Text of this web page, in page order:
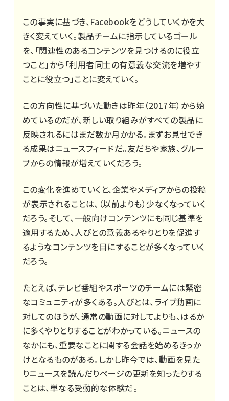
この事実に基づき、Facebookをどうしていくかを大
きく変えていく。製品チームに指示しているゴール
を、「関連性のあるコンテンツを見つけるのに役立
つこと」から「利用者同士の有意義な交流を増やす
ことに役立つ」ことに変えていく。
この方向性に基づいた動きは昨年（2017年）から始
めているのだが、新しい取り組みがすべての製品に
反映されるにはまだ数か月かかる。まずお見せでき
る成果はニュースフィードだ。友だちや家族、グルー
プからの情報が増えていくだろう。
この変化を進めていくと、企業やメディアからの投稿
が表示されることは、（以前よりも）少なくなっていく
だろう。そして、一般向けコンテンツにも同じ基準を
適用するため、人びとの意義あるやりとりを促進す
るようなコンテンツを目にすることが多くなっていく
だろう。
たとえば、テレビ番組やスポーツのチームには緊密
なコミュニティが多くある。人びとは、ライブ動画に
対してのほうが、通常の動画に対してよりも、はるか
に多くやりとりすることがわかっている。ニュースの
なかにも、重要なことに関する会話を始めるきっか
けとなるものがある。しかし昨今では、動画を見た
りニュースを読んだりページの更新を知ったりする
ことは、単なる受動的な体験だ。